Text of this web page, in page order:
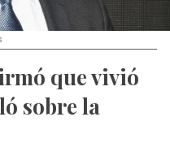
que vivió
sobre la